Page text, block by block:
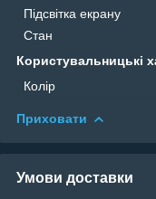
Підсвітка екрану
Стан
Користувальницькі
Колір
Приховати
Умови доставки